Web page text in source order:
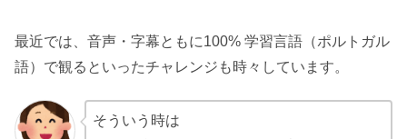
最近では、音声・字幕ともに100% 学習言語（ポルトガル
語）で観るといったチャレンジも時々しています。
そういう時は